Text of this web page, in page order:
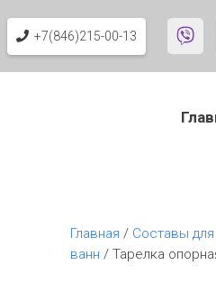
+7(846)215-00-13
Главная / Составы для
ванн / Тарелка